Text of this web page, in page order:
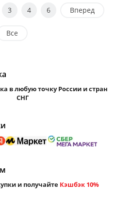
3 4 6 Вперед
Все
в любую точку России и стран
СНГ
и получайте Кэшбэк 10%